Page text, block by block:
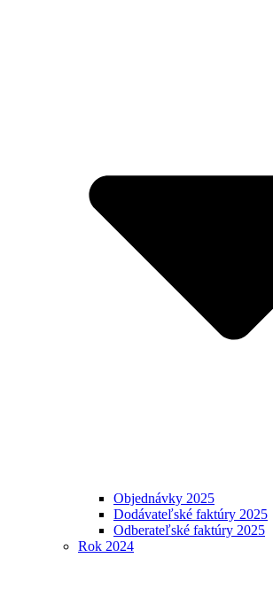
Objednávky 2025
Dodávateľské faktúry 2025
Odberateľské faktúry 2025
Rok 2024